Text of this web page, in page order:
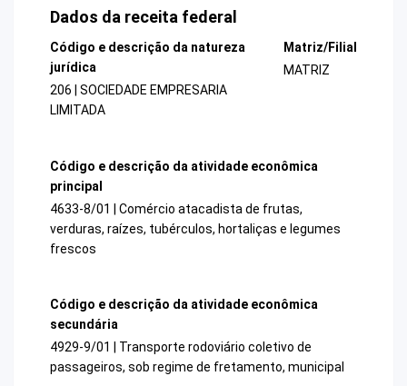
Dados da receita federal
Código e descrição da natureza
jurídica
206 | SOCIEDADE EMPRESARIA
LIMITADA
Matriz/Filial
MATRIZ
Código e descrição da atividade econômica
principal
4633-8/01 | Comércio atacadista de frutas,
verduras, raízes, tubérculos, hortaliças e legumes
frescos
Código e descrição da atividade econômica
secundária
4929-9/01 | Transporte rodoviário coletivo de
passageiros, sob regime de fretamento, municipal